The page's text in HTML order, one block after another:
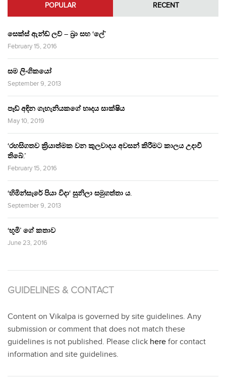
POPULAR RECENT
සෙක්ස් ඇන්ඩ් ලව් – බ්‍රා සහ ‘ලේ’
February 15, 2016
සම ලිංගිකයෝ
September 9, 2013
පෑඩ් අඳින ගැහැනියකගේ හෘදය සාක්ෂිය
May 10, 2019
‘රහසිගතව ක්‍රියාත්මක වන කුලවාදය අවසන් කිරීමට කාලය උදාවී
තිබේ.’
February 15, 2016
‘හිමින්සැරේ පියා විදා‘ සුනිලා සමුගත්තා ය.
September 9, 2013
‘භූමි’ ගේ කතාව
June 23, 2016
GUIDELINES & CONTACT
Content on Vikalpa is governed by site guidelines. Any
submission or comment that does not match these
guidelines is not published. Please click here for contact
information and site guidelines.